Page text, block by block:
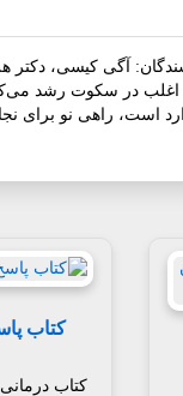
آگی کیسی،
اغلب در سکوت رشد
راهی نو برای
کتاب
کتاب درمانی